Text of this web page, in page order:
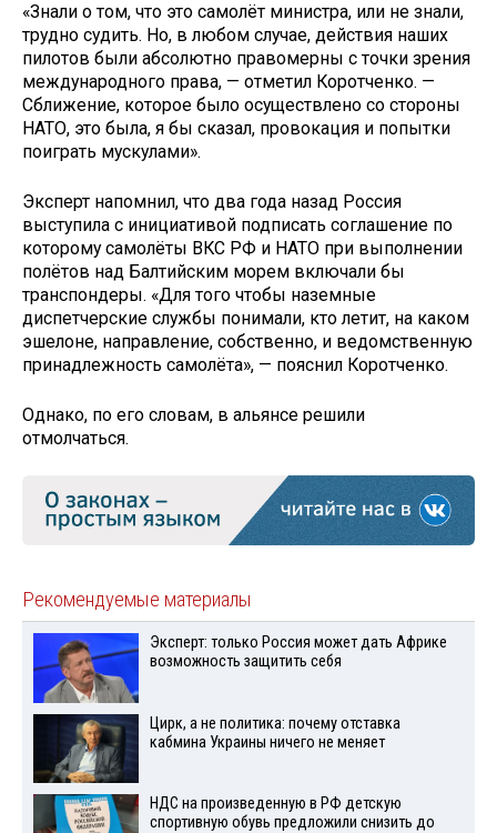
«Знали о том, что это самолёт министра, или не знали,
трудно судить. Но, в любом случае, действия наших
пилотов были абсолютно правомерны с точки зрения
международного права, — отметил Коротченко. —
Сближение, которое было осуществлено со стороны
НАТО, это была, я бы сказал, провокация и попытки
поиграть мускулами».
Эксперт напомнил, что два года назад Россия
выступила с инициативой подписать соглашение по
которому самолёты ВКС РФ и НАТО при выполнении
полётов над Балтийским морем включали бы
транспондеры. «Для того чтобы наземные
диспетчерские службы понимали, кто летит, на каком
эшелоне, направление, собственно, и ведомственную
принадлежность самолёта», — пояснил Коротченко.
Однако, по его словам, в альянсе решили
отмолчаться.
Рекомендуемые материалы
Эксперт: только Россия может дать Африке
возможность защитить себя
Цирк, а не политика: почему отставка
кабмина Украины ничего не меняет
НДС на произведенную в РФ детскую
спортивную обувь предложили снизить до